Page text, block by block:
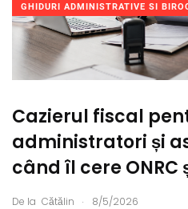
GHIDURI ADMINISTRATIVE SI
Cazierul fiscal
administratori și
când îl cere ONRC
De la Cătălin . 8/5/2026